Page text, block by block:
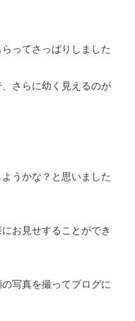
ってさっぱりしました
さらに幼く見えるのが
うかな？と思いました
お見せすることができ
写真を撮ってブログに